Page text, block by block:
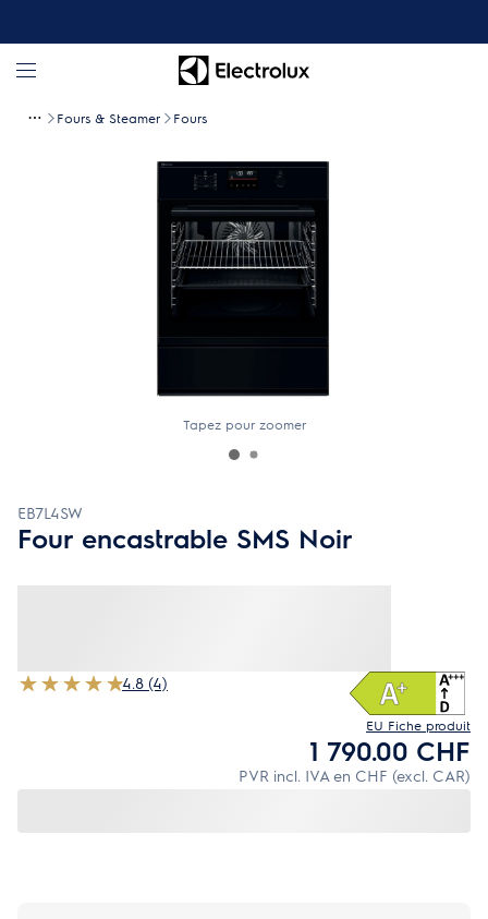
Fours & Steamer Fours
Tapez pour zoomer
EB7L4SW
Four encastrable SMS Noir
4.8 (4)
EU Fiche produit
1 790.00 CHF
PVR incl. IVA en CHF (excl. CAR)